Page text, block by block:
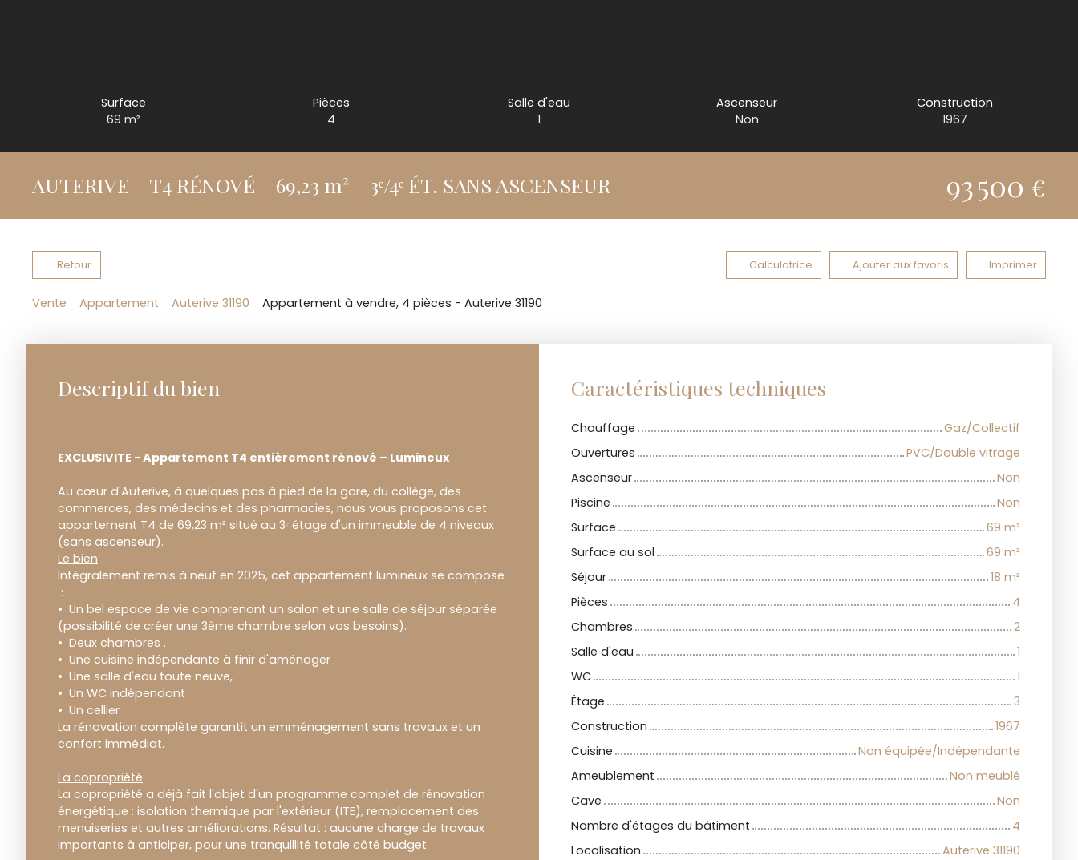
Surface
69 m²
Pièces
4
Salle d'eau
1
Ascenseur
Non
Construction
1967
AUTERIVE – T4 RÉNOVÉ – 69,23 m² – 3ᵉ/4ᵉ ÉT. SANS ASCENSEUR 93 500 €
Retour Calculatrice Ajouter aux favoris Imprimer
Vente Appartement Auterive 31190 Appartement à vendre, 4 pièces - Auterive 31190
Descriptif du bien
EXCLUSIVITE - Appartement T4 entièrement rénové – Lumineux
Au cœur d'Auterive, à quelques pas à pied de la gare, du collège, des
commerces, des médecins et des pharmacies, nous vous proposons cet
appartement T4 de 69,23 m² situé au 3ᵉ étage d'un immeuble de 4 niveaux
(sans ascenseur).
Le bien
Intégralement remis à neuf en 2025, cet appartement lumineux se compose
:
Un bel espace de vie comprenant un salon et une salle de séjour séparée
(possibilité de créer une 3ème chambre selon vos besoins).
Deux chambres .
Une cuisine indépendante à finir d'aménager
Une salle d'eau toute neuve,
Un WC indépendant
Un cellier
La rénovation complète garantit un emménagement sans travaux et un
confort immédiat.
La copropriété
La copropriété a déjà fait l'objet d'un programme complet de rénovation
énergétique : isolation thermique par l'extérieur (ITE), remplacement des
menuiseries et autres améliorations. Résultat : aucune charge de travaux
importants à anticiper, pour une tranquillité totale côté budget.
Caractéristiques techniques
Chauffage
Gaz/Collectif
Ouvertures
PVC/Double vitrage
Ascenseur
Non
Piscine
Non
Surface
69 m²
Surface au sol
69 m²
Séjour
18 m²
Pièces
4
Chambres
2
Salle d'eau
1
WC
1
Étage
3
Construction
1967
Cuisine
Non équipée/Indépendante
Ameublement
Non meublé
Cave
Non
Nombre d'étages du bâtiment
4
Localisation
Auterive 31190